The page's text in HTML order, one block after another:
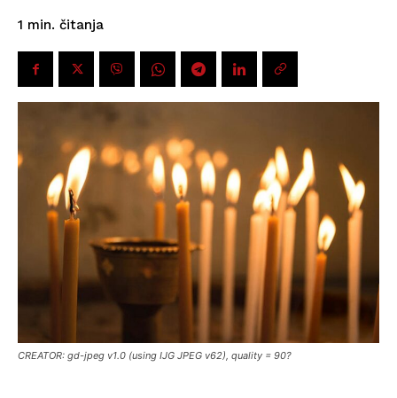
1 min. čitanja
CREATOR: gd-jpeg v1.0 (using IJG JPEG v62), quality = 90?